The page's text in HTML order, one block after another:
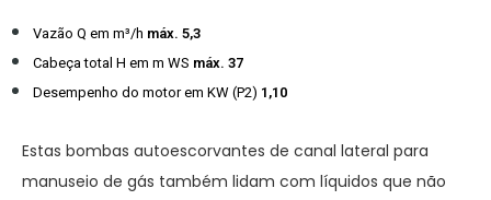
Vazão Q em m³/h máx. 5,3
Cabeça total H em m WS máx. 37
Desempenho do motor em KW (P2) 1,10
Estas bombas autoescorvantes de canal lateral para
manuseio de gás também lidam com líquidos que não